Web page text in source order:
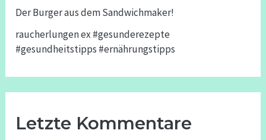
Der Burger aus dem Sandwichmaker!
raucherlungen ex #gesunderezepte
#gesundheitstipps #ernährungstipps
Letzte Kommentare